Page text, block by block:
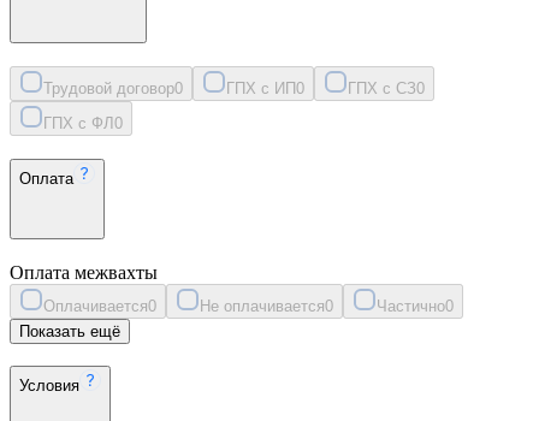
Трудовой договор0 ГПХ с ИП0 ГПХ с СЗ0
ГПХ с ФЛ 0
Оплата
Оплата межвахты
Оплачивается0 Не оплачивается0 Частично0
Показать ещё
Условия